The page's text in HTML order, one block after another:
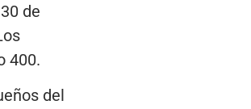
de
400.
del